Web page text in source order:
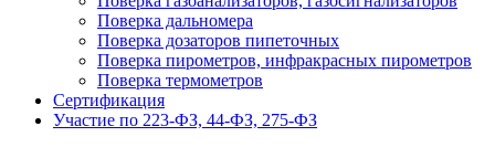
Поверка дальномера
Поверка дозаторов пипеточных
Поверка пирометров, инфракрасных пирометров
Поверка термометров
Сертификация
Участие по 223-ФЗ, 44-ФЗ, 275-ФЗ